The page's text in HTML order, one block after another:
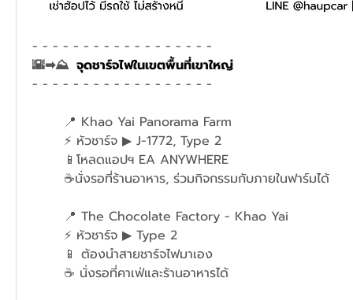
- - - - - - - - - - - - - - - - - -
🌇➡⛰ จุดชาร์จไฟในเขตพื้นที่เขาใหญ่
- - - - - - - - - - - - - - - - - -
	📍 Khao Yai Panorama Farm
	⚡ หัวชาร์จ ▶ J-1772, Type 2
	📱โหลดแอปฯ EA ANYWHERE
	☕นั่งรอที่ร้านอาหาร, ร่วมกิจกรรมกับภายในฟาร์มได้
	📍 The Chocolate Factory - Khao Yai
	⚡ หัวชาร์จ ▶ Type 2
	📱 ต้องนำสายชาร์จไฟมาเอง
	☕ นั่งรอที่คาเฟ่และร้านอาหารได้